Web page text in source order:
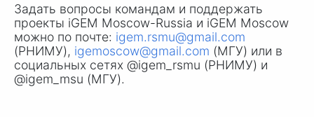
Задать вопросы командам и поддержать
проекты iGEM Moscow-Russia и iGEM Moscow
можно по почте: i​gem.rsmu@gmail.com
(РНИМУ), igemoscow@gmail.co​m (МГУ) или в
социальных сетях @igem_rsmu (РНИМУ) и
@igem_msu (МГУ).